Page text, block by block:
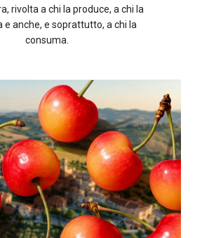
rivolta a chi la produce, a chi la
anche, e soprattutto, a chi la
consuma.